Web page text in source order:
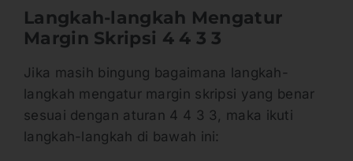
Langkah-langkah Mengatur
Margin Skripsi 4 4 3 3
Jika masih bingung bagaimana langkah-
langkah mengatur margin skripsi yang benar
sesuai dengan aturan 4 4 3 3, maka ikuti
langkah-langkah di bawah ini: